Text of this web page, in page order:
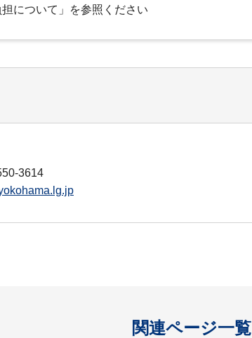
について」を参照ください
3614
関連ページ一覧
開く